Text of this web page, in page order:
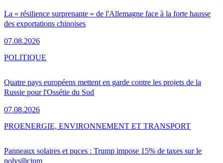
La « résilience surprenante » de l'Allemagne face à la forte hausse
des exportations chinoises
07.08.2026
Quatre pays européens mettent en garde contre les projets de la
Russie pour l'Ossétie du Sud
07.08.2026
POLITIQUE
Panneaux solaires et puces : Trump impose 15% de taxes sur le
polysilicium
PROENERGIE, ENVIRONNEMENT ET TRANSPORT